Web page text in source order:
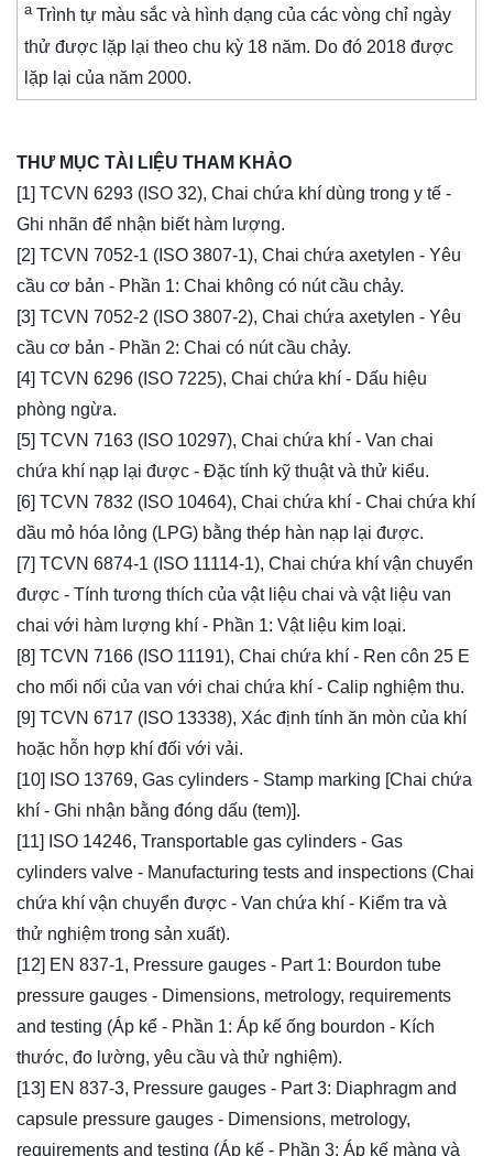
aTrình tự màu sắc và hình dạng của các vòng chỉ ngày
thử được lặp lại theo chu kỳ 18 năm. Do đó 2018 được
lặp lại của năm 2000.
THƯ MỤC TÀI LIỆU THAM KHẢO
[1] TCVN 6293 (ISO 32), Chai chứa khí dùng trong y tế -
Ghi nhãn để nhận biết hàm lượng.
[2] TCVN 7052-1 (ISO 3807-1), Chai chứa axetylen - Yêu
cầu cơ bản - Phần 1: Chai không có nút cầu chảy.
[3] TCVN 7052-2 (ISO 3807-2), Chai chứa axetylen - Yêu
cầu cơ bản - Phần 2: Chai có nút cầu chảy.
[4] TCVN 6296 (ISO 7225), Chai chứa khí - Dấu hiệu
phòng ngừa.
[5] TCVN 7163 (ISO 10297), Chai chứa khí - Van chai
chứa khí nạp lại được - Đặc tính kỹ thuật và thử kiểu.
[6] TCVN 7832 (ISO 10464), Chai chứa khí - Chai chứa khí
dầu mỏ hóa lỏng (LPG) bằng thép hàn nạp lại được.
[7] TCVN 6874-1 (ISO 11114-1), Chai chứa khí vận chuyển
được - Tính tương thích của vật liệu chai và vật liệu van
chai với hàm lượng khí - Phần 1: Vật liệu kim loại.
[8] TCVN 7166 (ISO 11191), Chai chứa khí - Ren côn 25 E
cho mối nối của van với chai chứa khí - Calip nghiệm thu.
[9] TCVN 6717 (ISO 13338), Xác định tính ăn mòn của khí
hoặc hỗn hợp khí đối với vải.
[10] ISO 13769, Gas cylinders - Stamp marking [Chai chứa
khí - Ghi nhận bằng đóng dấu (tem)].
[11] ISO 14246, Transportable gas cylinders - Gas
cylinders valve - Manufacturing tests and inspections (Chai
chứa khí vận chuyển được - Van chứa khí - Kiểm tra và
thử nghiệm trong sản xuất).
[12] EN 837-1, Pressure gauges - Part 1: Bourdon tube
pressure gauges - Dimensions, metrology, requirements
and testing (Áp kế - Phần 1: Áp kế ống bourdon - Kích
thước, đo lường, yêu cầu và thử nghiệm).
[13] EN 837-3, Pressure gauges - Part 3: Diaphragm and
capsule pressure gauges - Dimensions, metrology,
requirements and testing (Áp kế - Phần 3: Áp kế màng và